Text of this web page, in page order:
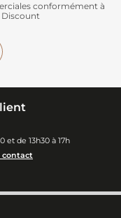
conformément à
Discount
et de 13h30 à 17h
contact